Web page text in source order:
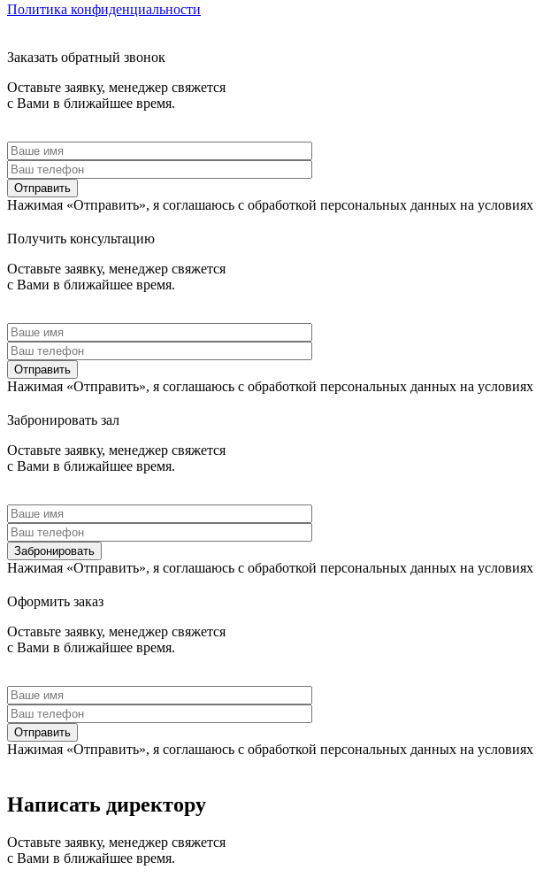
Политика конфиденциальности
Заказать обратный звонок
Оставьте заявку, менеджер свяжется
с Вами в ближайшее время.
Отправить
Нажимая «Отправить», я соглашаюсь c обработкой персональных данных на условиях
Получить консультацию
Оставьте заявку, менеджер свяжется
с Вами в ближайшее время.
Отправить
Нажимая «Отправить», я соглашаюсь c обработкой персональных данных на условиях
Забронировать зал
Оставьте заявку, менеджер свяжется
с Вами в ближайшее время.
Забронировать
Нажимая «Отправить», я соглашаюсь c обработкой персональных данных на условиях
Оформить заказ
Оставьте заявку, менеджер свяжется
с Вами в ближайшее время.
Отправить
Нажимая «Отправить», я соглашаюсь c обработкой персональных данных на условиях
Написать директору
Оставьте заявку, менеджер свяжется
с Вами в ближайшее время.